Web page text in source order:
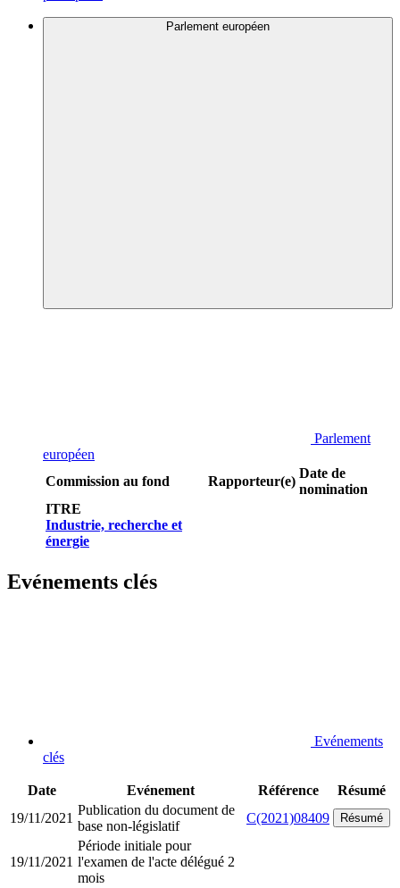
Parlement européen
Parlement
européen
Commission au fond
Rapporteur(e)
Date de
nomination
ITRE
Industrie, recherche et
énergie
Evénements clés
Evénements
clés
Date Evénement Référence
Résumé
19/11/2021
Publication du document de
base non-législatif
C(2021)08409 Résumé
19/11/2021
Période initiale pour
l'examen de l'acte délégué 2
mois